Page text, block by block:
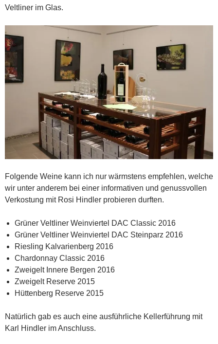
Veltliner im Glas.
Folgende Weine kann ich nur wärmstens empfehlen, welche
wir unter anderem bei einer informativen und genussvollen
Verkostung mit Rosi Hindler probieren durften.
Grüner Veltliner Weinviertel DAC Classic 2016
Grüner Veltliner Weinviertel DAC Steinparz 2016
Riesling Kalvarienberg 2016
Chardonnay Classic 2016
Zweigelt Innere Bergen 2016
Zweigelt Reserve 2015
Hüttenberg Reserve 2015
Natürlich gab es auch eine ausführliche Kellerführung mit
Karl Hindler im Anschluss.